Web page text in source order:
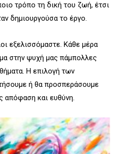
τρόπο τη δική του ζωή, έτσι
δημιουργούσα το έργο.
εξελισσόμαστε. Κάθε μέρα
στην ψυχή μας πάμπολλες
Η επιλογή των
ή θα προσπεράσουμε
απόφαση και ευθύνη.